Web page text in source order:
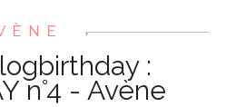
,
:
n°4 - Avène